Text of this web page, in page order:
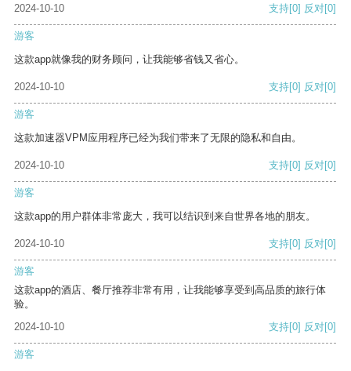
2024-10-10 支持[0] 反对[0]
游客
这款app就像我的财务顾问，让我能够省钱又省心。
2024-10-10 支持[0] 反对[0]
游客
这款加速器VPM应用程序已经为我们带来了无限的隐私和自由。
2024-10-10 支持[0] 反对[0]
游客
这款app的用户群体非常庞大，我可以结识到来自世界各地的朋友。
2024-10-10 支持[0] 反对[0]
游客
这款app的酒店、餐厅推荐非常有用，让我能够享受到高品质的旅行体
验。
2024-10-10
支持[0] 反对[0]
游客